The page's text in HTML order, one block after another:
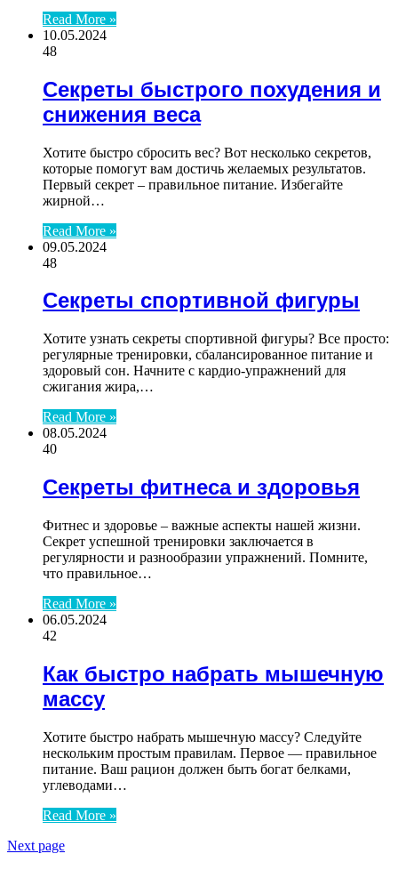
Read More »
10.05.2024
48
Секреты быстрого похудения и
снижения веса
Хотите быстро сбросить вес? Вот несколько секретов,
которые помогут вам достичь желаемых результатов.
Первый секрет – правильное питание. Избегайте
жирной…
Read More »
09.05.2024
48
Секреты спортивной фигуры
Хотите узнать секреты спортивной фигуры? Все просто:
регулярные тренировки, сбалансированное питание и
здоровый сон. Начните с кардио-упражнений для
сжигания жира,…
Read More »
08.05.2024
40
Секреты фитнеса и здоровья
Фитнес и здоровье – важные аспекты нашей жизни.
Секрет успешной тренировки заключается в
регулярности и разнообразии упражнений. Помните,
что правильное…
Read More »
06.05.2024
42
Как быстро набрать мышечную
массу
Хотите быстро набрать мышечную массу? Следуйте
нескольким простым правилам. Первое — правильное
питание. Ваш рацион должен быть богат белками,
углеводами…
Read More »
Next page